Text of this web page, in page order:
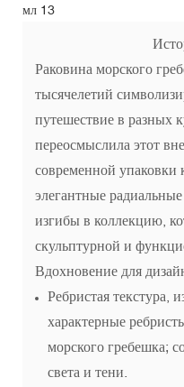
Раковина морского
тысячелетий
путешествие в разных
переосмыслила этот
современной упаковки
элегантные
изгибы в коллекцию,
скульптурной и
Вдохновение для
Ребристая текстура,
характерные
морского гребешка;
света и тени.